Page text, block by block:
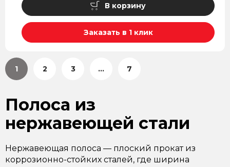
В корзину
Заказать в 1 клик
1 2 3 ... 7
Полоса из
нержавеющей стали
Нержавеющая полоса — плоский прокат из
коррозионно-стойких сталей, где ширина